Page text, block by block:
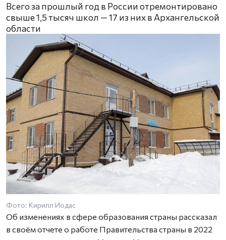
Всего за прошлый год в России отремонтировано
свыше 1,5 тысяч школ — 17 из них в Архангельской
области
Фото: Кирилл Иодас
Об изменениях в сфере образования страны рассказал
в своём отчете о работе Правительства страны в 2022